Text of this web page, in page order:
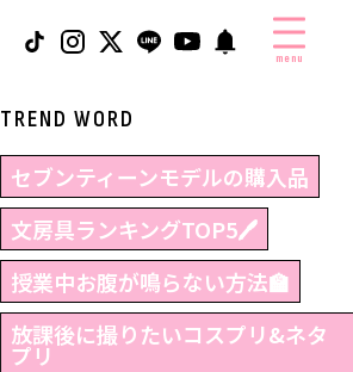
menu
TREND WORD
セブンティーンモデルの購入品
文房具ランキングTOP5🖊
授業中お腹が鳴らない方法🏫
放課後に撮りたいコスプリ&ネタ
プリ